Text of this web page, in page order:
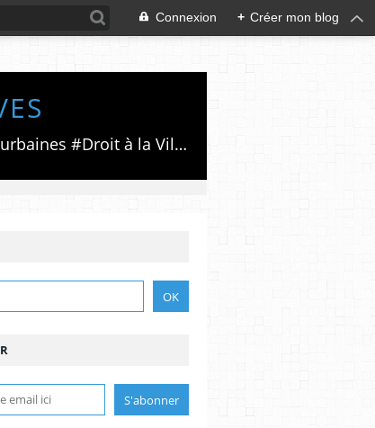
Connexion + Créer mon blog
Luttes émancipatrices,recherche du forum politico/social pour des alternatives,luttes urbaines #Droit à la Ville", #Paris #GrandParis,enjeux de la métropolisation,accès aux Archives publiques par Pierre Mansat,auteur‼️Ma vie rouge. Meutre au Grand Paris‼️[PUG]Association Josette & Maurice #Audin>bénevole Secours Populaire>Comité Laghouat-France>#Mumia #INTA